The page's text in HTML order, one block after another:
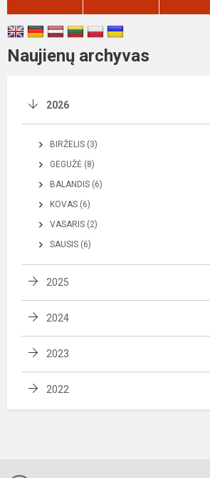
Naujienų archyvas
2026
BIRŽELIS (3)
GEGUŽĖ (8)
BALANDIS (6)
KOVAS (6)
VASARIS (2)
SAUSIS (6)
2025
2024
2023
2022